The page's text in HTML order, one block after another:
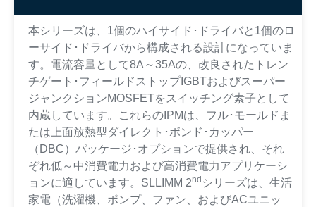
本シリーズは、1個のハイサイド･ドライバと1個のロ
ーサイド･ドライバから構成される設計になっていま
す。電流容量として8A～35Aの、改良されたトレン
チゲート･フィールドストップIGBTおよびスーパー
ジャンクションMOSFETをスイッチング素子として
内蔵しています。これらのIPMは、フル･モールドま
たは上面放熱型ダイレクト･ボンド･カッパー
（DBC）パッケージ･オプションで提供され、それ
ぞれ低～中消費電力および高消費電力アプリケーシ
ョンに適しています。SLLIMM 2nd シリーズは、生活
家電（洗濯機、ポンプ、ファン、およびACユニッ